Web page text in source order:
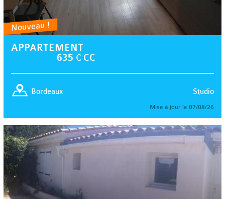
Nouveau !
APPARTEMENT
635 € CC
Studio
Bordeaux
Mise à jour le 07/08/26